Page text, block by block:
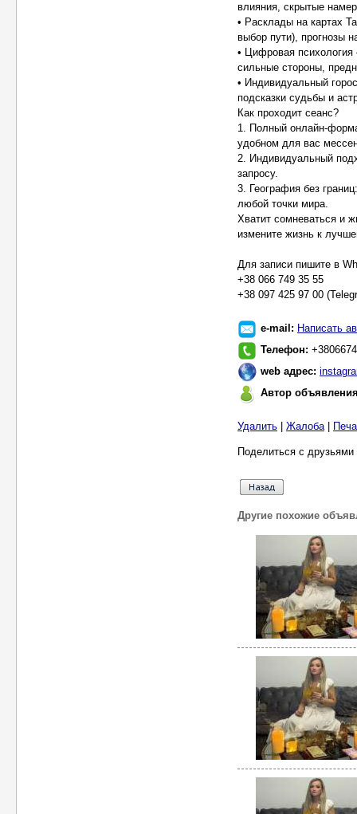
влияния, скрытые
• Расклады на картах
выбор пути), прогнозы
• Цифровая
сильные стороны,
• Индивидуальный
подсказки судьбы и
Как проходит сеанс?
1. Полный онлайн-
удобном для вас
2. Индивидуальный
запросу.
3. География без
любой точки мира.
Хватит сомневаться и
измените жизнь к
Для записи пишите в
+38 066 749 35 55
+38 097 425 97 00
e-mail: Написать
Телефон:
web адрес:
Автор
Удалить Жалоба|
Поделиться с
Другие похожие